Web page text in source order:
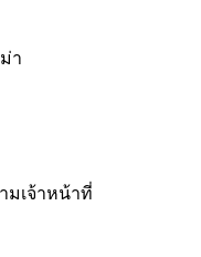
า
มเจ้าหน้าที่